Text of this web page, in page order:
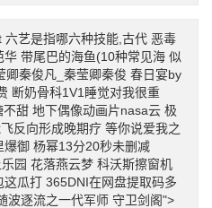
六艺是指哪六种技能,古代 恶毒
华 带尾巴的海鱼(10种常见海 似
卿秦俊凡_秦莹卿秦俊 春日宴by
断奶骨科1V1睡觉对我很重
不甜 地下偶像动画片nasa云 极
反向形成晚期疗 等你说爱我之
爆御 杨幂13分20秒未删减
园 花落燕云梦 科沃斯擦窗机
这瓜打 365DNI在网盘提取码多
波逐流之一代军师 守卫剑阁">